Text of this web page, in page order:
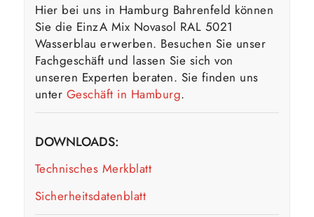
Hier bei uns in Hamburg Bahrenfeld können
Sie die EinzA Mix Novasol RAL 5021
Wasserblau erwerben. Besuchen Sie unser
Fachgeschäft und lassen Sie sich von
unseren Experten beraten. Sie finden uns
unter Geschäft in Hamburg.
DOWNLOADS:
Technisches Merkblatt
Sicherheitsdatenblatt